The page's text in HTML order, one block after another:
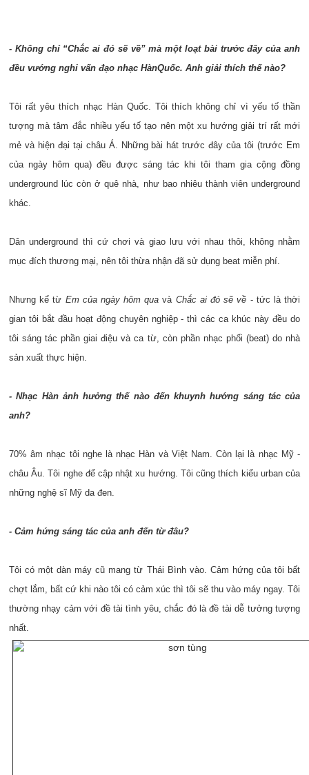
- Không chỉ “Chắc ai đó sẽ về” mà một loạt bài trước đây của anh
đều vướng nghi vấn đạo nhạc HànQuốc. Anh giải thích thế nào?
Tôi rất yêu thích nhạc Hàn Quốc. Tôi thích không chỉ vì yếu tố thần
tượng mà tâm đắc nhiều yếu tố tạo nên một xu hướng giải trí rất mới
mẻ và hiện đại tại châu Á. Những bài hát trước đây của tôi (trước Em
của ngày hôm qua) đều được sáng tác khi tôi tham gia cộng đồng
underground lúc còn ở quê nhà, như bao nhiêu thành viên underground
khác.
Dân underground thì cứ chơi và giao lưu với nhau thôi, không nhằm
mục đích thương mại, nên tôi thừa nhận đã sử dụng beat miễn phí.
Nhưng kể từ Em của ngày hôm quavà Chắc ai đó sẽ về - tức là thời
gian tôi bắt đầu hoạt động chuyên nghiệp - thì các ca khúc này đều do
tôi sáng tác phần giai điệu và ca từ, còn phần nhạc phối (beat) do nhà
sản xuất thực hiện.
- Nhạc Hàn ảnh hưởng thế nào đến khuynh hướng sáng tác của
anh?
70% âm nhạc tôi nghe là nhạc Hàn và Việt Nam. Còn lại là nhạc Mỹ -
châu Âu. Tôi nghe để cập nhật xu hướng. Tôi cũng thích kiểu urban của
những nghệ sĩ Mỹ da đen.
- Cảm hứng sáng tác của anh đến từ đâu?
Tôi có một dàn máy cũ mang từ Thái Bình vào. Cảm hứng của tôi bất
chợt lắm, bất cứ khi nào tôi có cảm xúc thì tôi sẽ thu vào máy ngay. Tôi
thường nhạy cảm với đề tài tình yêu, chắc đó là đề tài dễ tưởng tượng
nhất.